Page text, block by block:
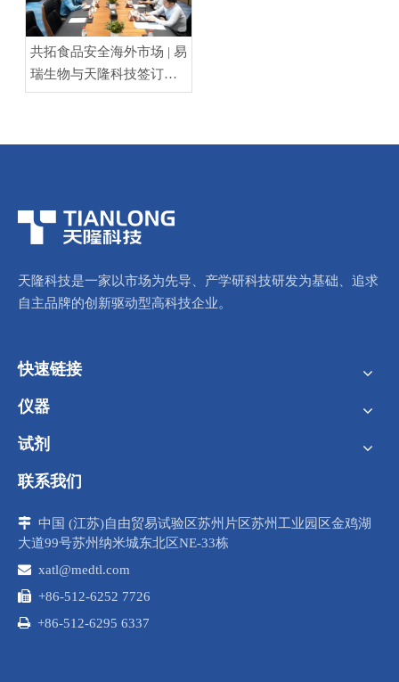
共拓食品安全海外市场 | 易
瑞生物与天隆科技签订战
略合作协议
天隆科技是一家以市场为先导、产学研科技研发为基础、追求
自主品牌的创新驱动型高科技企业。
快速链接
仪器
试剂
联系我们
 中国 (江苏)自由贸易试验区苏州片区苏州工业园区金鸡湖
大道99号苏州纳米城东北区NE-33栋
 xatl@medtl.com
 +86-512-6252 7726
 +86-512-6295 6337